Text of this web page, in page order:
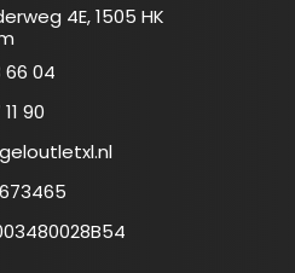
4E, 1505 HK
66 04
90